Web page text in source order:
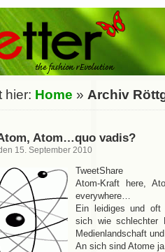
hier: Home » Archiv
Atom…quo vadis?
15. September 2010
TweetShare
Atom-Kraft here,
everywhere…
Ein leidiges und oft
sich wie schlechter
Medienlandschaft
An sich sind Atome